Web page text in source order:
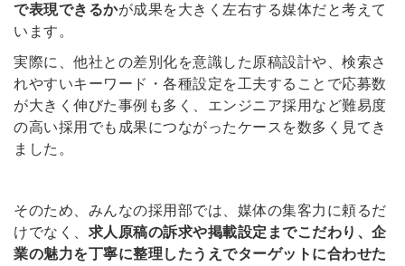
で表現できるかが成果を大きく左右する媒体だと考えて
います。
実際に、他社との差別化を意識した原稿設計や、検索さ
れやすいキーワード・各種設定を工夫することで応募数
が大きく伸びた事例も多く、エンジニア採用など難易度
の高い採用でも成果につながったケースを数多く見てき
ました。
そのため、みんなの採用部では、媒体の集客力に頼るだ
けでなく、 求人原稿の訴求や掲載設定までこだわり、企
業の魅力を丁寧に整理したうえでターゲットに合わせた